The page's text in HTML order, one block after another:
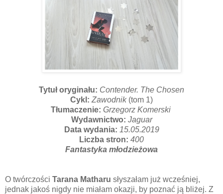
Tytuł oryginału: Contender. The Chosen
Cykl: Zawodnik (tom 1)
Tłumaczenie: Grzegorz Komerski
Wydawnictwo: Jaguar
Data wydania: 15.05.2019
Liczba stron: 400
Fantastyka młodzieżowa
O twórczości Tarana Matharu słyszałam już wcześniej,
jednak jakoś nigdy nie miałam okazji, by poznać ją bliżej. Z